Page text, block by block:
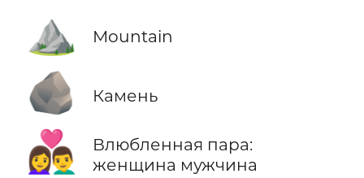
⛰️ Mountain
🪨 Камень
👩‍❤️‍👨
Влюбленная пара:
женщина мужчина